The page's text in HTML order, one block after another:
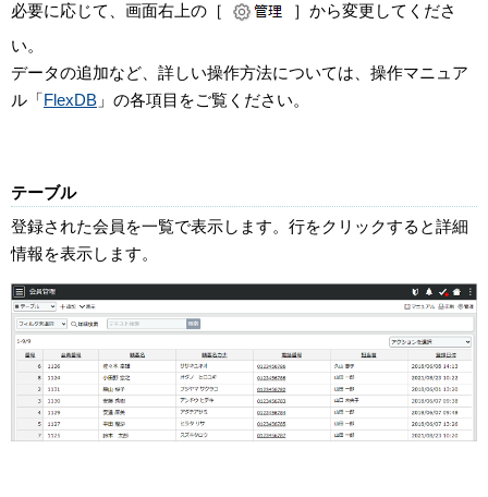
必要に応じて、画面右上の［
］から変更してくださ
い。
データの追加など、詳しい操作方法については、操作マニュア
ル「FlexDB 」の各項目をご覧ください。
テーブル
登録された会員を一覧で表示します。行をクリックすると詳細
情報を表示します。